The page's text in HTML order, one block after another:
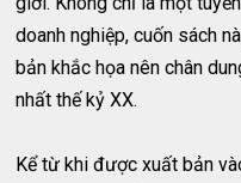
doanh nghiệp, cuốn sách
bản khắc họa nên chân
nhất thế kỷ XX.
Kể từ khi được xuất bản